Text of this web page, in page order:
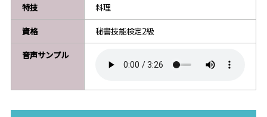
特技
料理
資格
秘書技能検定2級
音声サンプル